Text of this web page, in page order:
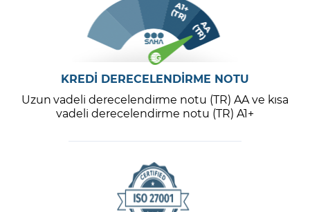
KREDİ DERECELENDİRME NOTU
Uzun vadeli derecelendirme notu (TR) AA ve kısa
vadeli derecelendirme notu (TR) A1+